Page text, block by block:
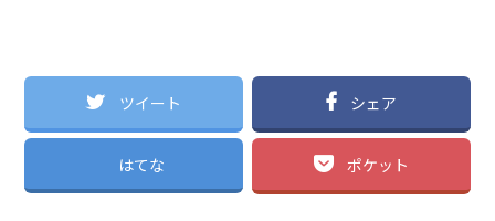
ツイート シェア
はてな ポケット